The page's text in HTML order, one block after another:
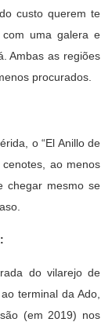
custo querem te
com uma galera e
Ambas as regiões
procurados.
o “El Anillo de
ao menos
chegar mesmo se
do vilarejo de
terminal da Ado,
(em 2019) nos